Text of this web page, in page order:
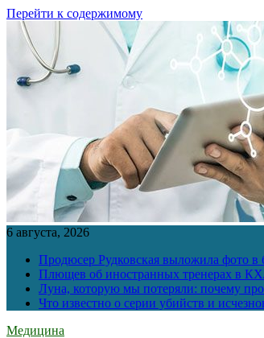
Перейти к содержимому
6 августа, 2026
Продюсер Рудковская выложила фото
Плющев об иностранных тренерах в
Луна, которую мы потеряли: почему
Что известно о серии убийств и
Медицина